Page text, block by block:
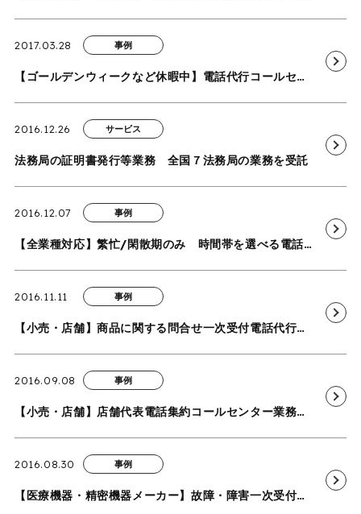
2017.03.28 事例
【ゴールデンウィークなど休暇中】電話代行コールセンターの導入事例を追加いたしました
2016.12.26 サービス
法務局の証明書発行等業務 全国７法務局の業務を受託
2016.12.07 事例
【全業種対応】繁忙/閑散期のみ 時間帯を選べる電話代行・コールセンター業務の導入事例を追加いたしました
2016.11.11 事例
【小売・店舗】商品に関する問合せ一次受付電話代行コールセンター業務の導入事例を追加いたしました
2016.09.08 事例
【小売・店舗】店舗代表電話集約コールセンター業務の導入事例を追加いたしました
2016.08.30 事例
【医療機器・精密機器メーカー】故障・障害一次受付コールセンター業務の導入事例を追加いたしました